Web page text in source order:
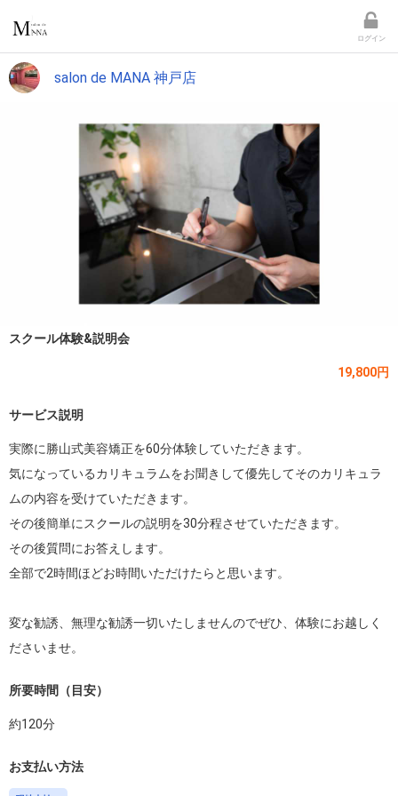
ログイン
salon de MANA 神戸店
スクール体験&説明会
19,800円
サービス説明
実際に勝山式美容矯正を60分体験していただきます。
気になっているカリキュラムをお聞きして優先してそのカリキュラ
ムの内容を受けていただきます。
その後簡単にスクールの説明を30分程させていただきます。
その後質問にお答えします。
全部で2時間ほどお時間いただけたらと思います。
変な勧誘、無理な勧誘一切いたしませんのでぜひ、体験にお越しく
ださいませ。
所要時間（目安）
約120分
お支払い方法